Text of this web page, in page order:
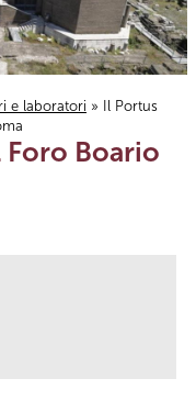
e laboratori » Il Portus
Foro Boario